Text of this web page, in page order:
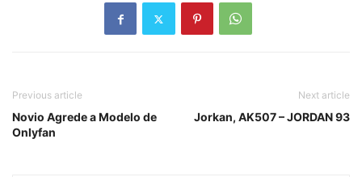
Previous article
Novio Agrede a Modelo de
Onlyfan
Next article
Jorkan, AK507 – JORDAN 93